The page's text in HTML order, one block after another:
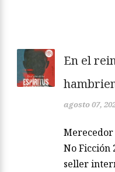
En el
agosto 07,
No Ficción
seller